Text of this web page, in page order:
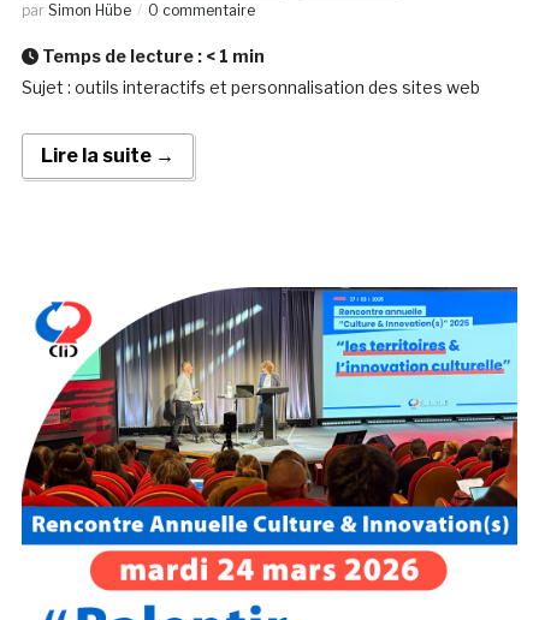
par Simon Hübe 0 commentaire
Temps de lecture : < 1 min
Sujet : outils interactifs et personnalisation des sites web
Lire la suite →